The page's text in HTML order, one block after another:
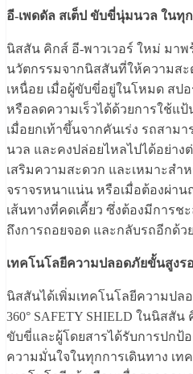
อี-เพดดัล สเต็ป ขับขี่นุ่มนวล ในทุ
นิสสัน คิกส์ อี-พาวเวอร์ ใหม่ มาพ
นวัตกรรมจากนิสสันที่ให้ความสะ
เหนื่อย เมื่อผู้ขับขี่อยู่ในโหมด สป
หรือลดความเร็วได้ด้วยการใช้แป้
เมื่อยกเท้าขึ้นจากคันเร่ง รถสาม
นวล และคงปล่อยไหลไปได้อย่าง
เสริมความสะดวก และเหมาะสำ
จราจรหนาแน่น หรือเมื่อต้องผ่า
เส้นทางที่คดเคี้ยว ซึ่งต้องมีการช
ถึงการถอยจอด และกลับรถอีกด้วย
เทคโนโลยีความปลอดภัยขั้นสูงร
นิสสันได้เพิ่มเทคโนโลยีความปลอ
360° SAFETY SHIELD ในนิสสั
ขับขี่และผู้โดยสารได้รับการปกป้
ความมั่นใจในทุกการเดินทาง เท